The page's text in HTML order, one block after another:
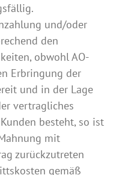
und/oder
den
obwohl AO-
Erbringung der
und in der Lage
vertragliches
besteht, so ist
mit
zurückzutreten
gemäß